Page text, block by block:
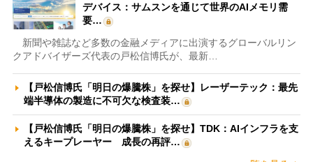
デバイス：サムスンを通じて世界のAIメモリ需
要…
新聞や雑誌など多数の金融メディアに出演するグローバルリン
クアドバイザーズ代表の戸松信博氏が、最新…
【戸松信博氏「明日の爆騰株」を探せ】レーザーテック：最先
端半導体の製造に不可欠な検査装…
【戸松信博氏「明日の爆騰株」を探せ】TDK：AIインフラを支
えるキープレーヤー 成長の再評…